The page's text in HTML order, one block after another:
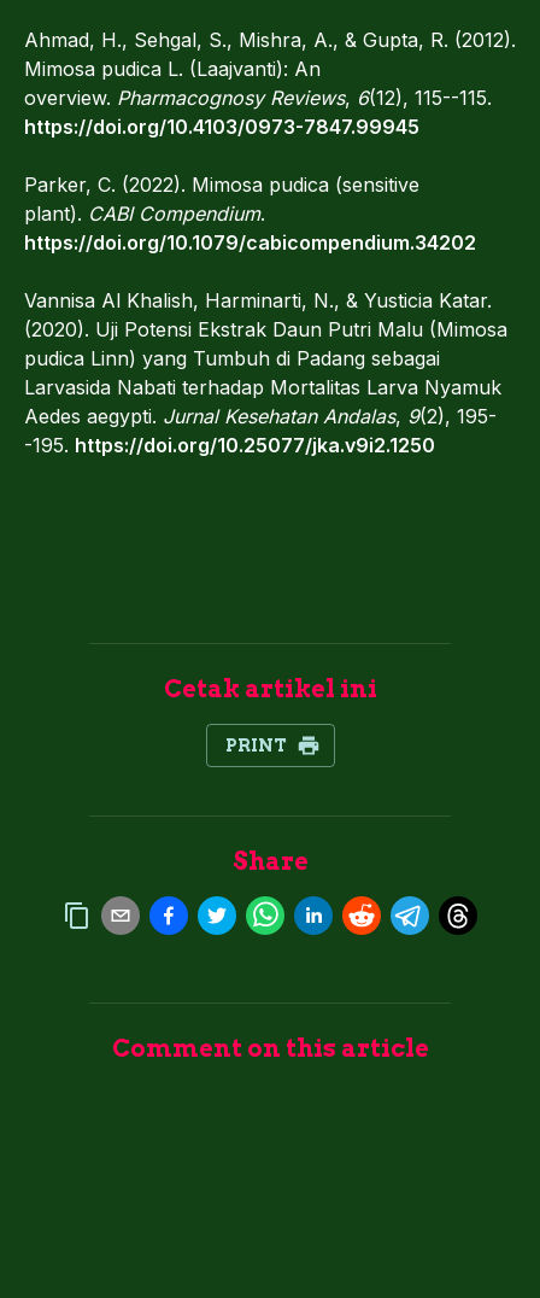
Ahmad, H., Sehgal, S., Mishra, A., & Gupta, R. (2012).
Mimosa pudica L. (Laajvanti): An
overview. Pharmacognosy Reviews, 6(12), 115--115.
https://doi.org/10.4103/0973-7847.99945
Parker, C. (2022). Mimosa pudica (sensitive
plant). CABI Compendium.
https://doi.org/10.1079/cabicompendium.34202
Vannisa Al Khalish, Harminarti, N., & Yusticia Katar.
(2020). Uji Potensi Ekstrak Daun Putri Malu (Mimosa
pudica Linn) yang Tumbuh di Padang sebagai
Larvasida Nabati terhadap Mortalitas Larva Nyamuk
Aedes aegypti. Jurnal Kesehatan Andalas, 9(2), 195-
-195. https://doi.org/10.25077/jka.v9i2.1250
Cetak artikel ini
PRINT
Share
Comment on this article